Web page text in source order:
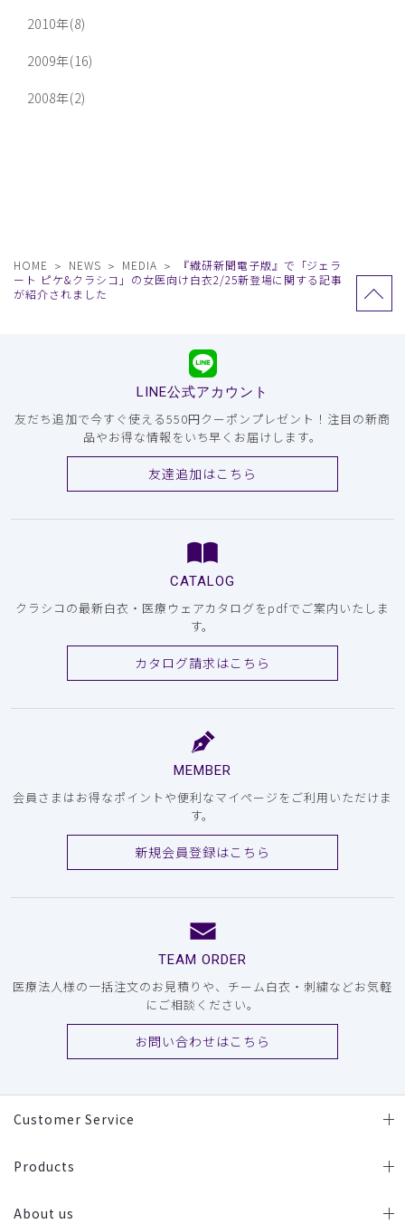
2010年(8)
2009年(16)
2008年(2)
HOME NEWS MEDIA
『繊研新聞電子版』で「ジェラ
ート ピケ&クラシコ」の女医向け白衣2/25新登場に関する記事
が紹介されました
LINE公式アカウント
友だち追加で今すぐ使える550円クーポンプレゼント！注目の新商
品やお得な情報をいち早くお届けします。
友達追加はこちら
CATALOG
クラシコの最新白衣・医療ウェアカタログをpdfでご案内いたしま
す。
カタログ請求はこちら
MEMBER
会員さまはお得なポイントや便利なマイページをご利用いただけま
す。
新規会員登録はこちら
TEAM ORDER
医療法人様の一括注文のお見積りや、チーム白衣・刺繍などお気軽
にご相談ください。
お問い合わせはこちら
Customer Service
Products
About us